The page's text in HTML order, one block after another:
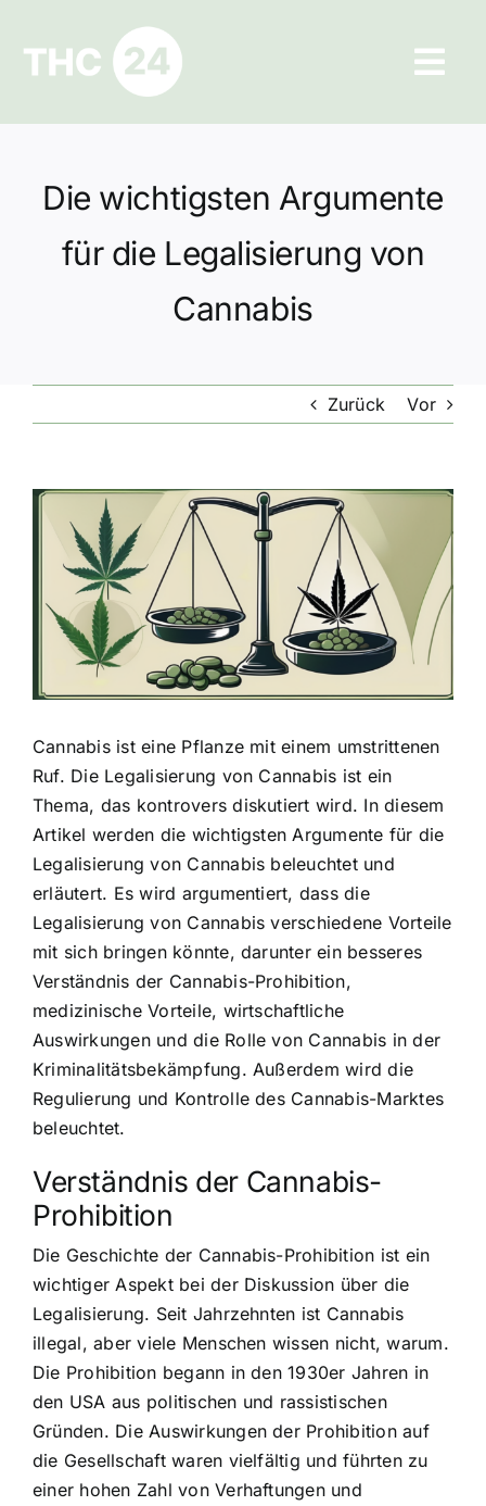
springen
Ratgeber
Hilfe und Kontakt
Datenschutz
Die wichtigsten Argumente
für die Legalisierung von
Cannabis
Zurück Vor
Zeige
grösseres
Cannabis ist eine Pflanze mit einem umstrittenen
Ruf. Die Legalisierung von Cannabis ist ein
Thema, das kontrovers diskutiert wird. In diesem
Artikel werden die wichtigsten Argumente für die
Legalisierung von Cannabis beleuchtet und
erläutert. Es wird argumentiert, dass die
Legalisierung von Cannabis verschiedene Vorteile
mit sich bringen könnte, darunter ein besseres
Verständnis der Cannabis-Prohibition,
medizinische Vorteile, wirtschaftliche
Auswirkungen und die Rolle von Cannabis in der
Kriminalitätsbekämpfung. Außerdem wird die
Regulierung und Kontrolle des Cannabis-Marktes
beleuchtet.
Verständnis der Cannabis-
Prohibition
Die Geschichte der Cannabis-Prohibition ist ein
wichtiger Aspekt bei der Diskussion über die
Legalisierung. Seit Jahrzehnten ist Cannabis
illegal, aber viele Menschen wissen nicht, warum.
Die Prohibition begann in den 1930er Jahren in
den USA aus politischen und rassistischen
Gründen. Die Auswirkungen der Prohibition auf
die Gesellschaft waren vielfältig und führten zu
einer hohen Zahl von Verhaftungen und